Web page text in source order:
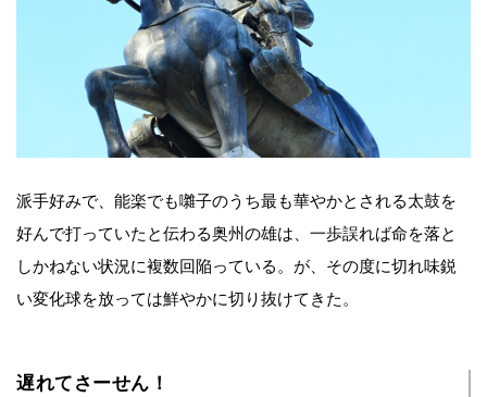
派手好みで、能楽でも囃子のうち最も華やかとされる太鼓を
好んで打っていたと伝わる奥州の雄は、一歩誤れば命を落と
しかねない状況に複数回陥っている。が、その度に切れ味鋭
い変化球を放っては鮮やかに切り抜けてきた。
遅れてさーせん！